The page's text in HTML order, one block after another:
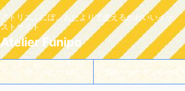
アトリエふにぽ。おたよりで使えるかわいいイラ
ストサイト
Atelier Funipo
このサイトについて プライバシーポリシー・免